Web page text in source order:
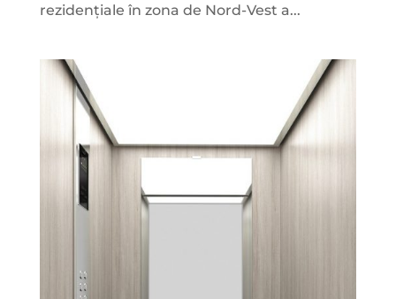
rezidențiale în zona de Nord-Vest a...